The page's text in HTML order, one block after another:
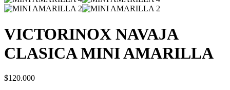
VICTORINOX NAVAJA
CLASICA MINI AMARILLA
$120.000